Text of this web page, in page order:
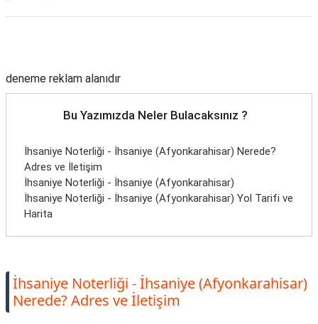
deneme reklam alanıdır
Bu Yazımızda Neler Bulacaksınız ?
İhsaniye Noterliği - İhsaniye (Afyonkarahisar) Nerede?
Adres ve İletişim
İhsaniye Noterliği - İhsaniye (Afyonkarahisar)
İhsaniye Noterliği - İhsaniye (Afyonkarahisar) Yol Tarifi ve
Harita
İhsaniye Noterliği - İhsaniye (Afyonkarahisar)
Nerede? Adres ve İletişim